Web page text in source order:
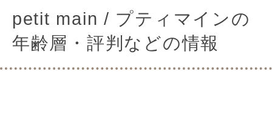
petit main / プティマインの
年齢層・評判などの情報